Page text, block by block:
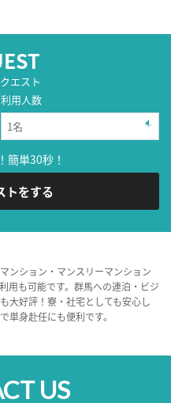
エスト
利用人数
簡単30秒！
トをする
ンション・マンスリーマンション
用も可能です。群馬への連泊・ビジ
大好評！寮・社宅としても安心し
単身赴任にも便利です。
US